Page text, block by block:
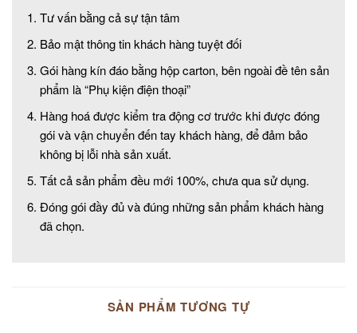
Tư vấn bằng cả sự tận tâm
Bảo mật thông tin khách hàng tuyệt đối
Gói hàng kín đáo bằng hộp carton, bên ngoài đề tên sản
phẩm là “Phụ kiện điện thoại”
Hàng hoá được kiểm tra động cơ trước khi được đóng
gói và vận chuyển đến tay khách hàng, để đảm bảo
không bị lỗi nhà sản xuất.
Tất cả sản phẩm đều mới 100%, chưa qua sử dụng.
Đóng gói đầy đủ và đúng những sản phẩm khách hàng
đã chọn.
SẢN PHẨM TƯƠNG TỰ